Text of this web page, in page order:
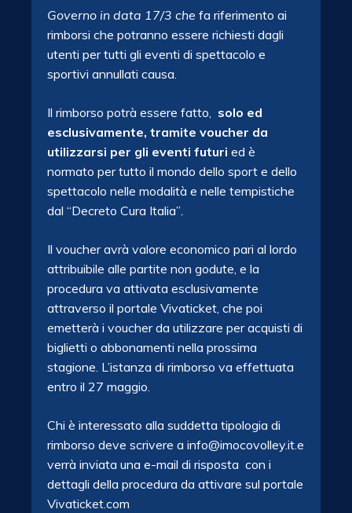
Governo in data 17/3 che fa riferimento ai
rimborsi che potranno essere richiesti dagli
utenti per tutti gli eventi di spettacolo e
sportivi annullati causa.
Il rimborso potrà essere fatto, solo ed
esclusivamente, tramite voucher da
utilizzarsi per gli eventi futuri ed è
normato per tutto il mondo dello sport e dello
spettacolo nelle modalità e nelle tempistiche
dal “Decreto Cura Italia”.
Il voucher avrà valore economico pari al lordo
attribuibile alle partite non godute, e la
procedura va attivata esclusivamente
attraverso il portale Vivaticket, che poi
emetterà i voucher da utilizzare per acquisti di
biglietti o abbonamenti nella prossima
stagione. L’istanza di rimborso va effettuata
entro il 27 maggio.
Chi è interessato alla suddetta tipologia di
rimborso deve scrivere a info@imocovolley.it.e
verrà inviata una e-mail di risposta con i
dettagli della procedura da attivare sul portale
Vivaticket.com